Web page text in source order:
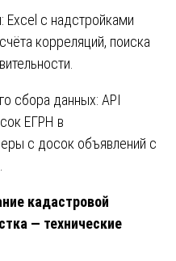
с надстройками
корреляций, поиска
сбора данных: API
ЕГРН в
с досок объявлений с
кадастровой
— технические